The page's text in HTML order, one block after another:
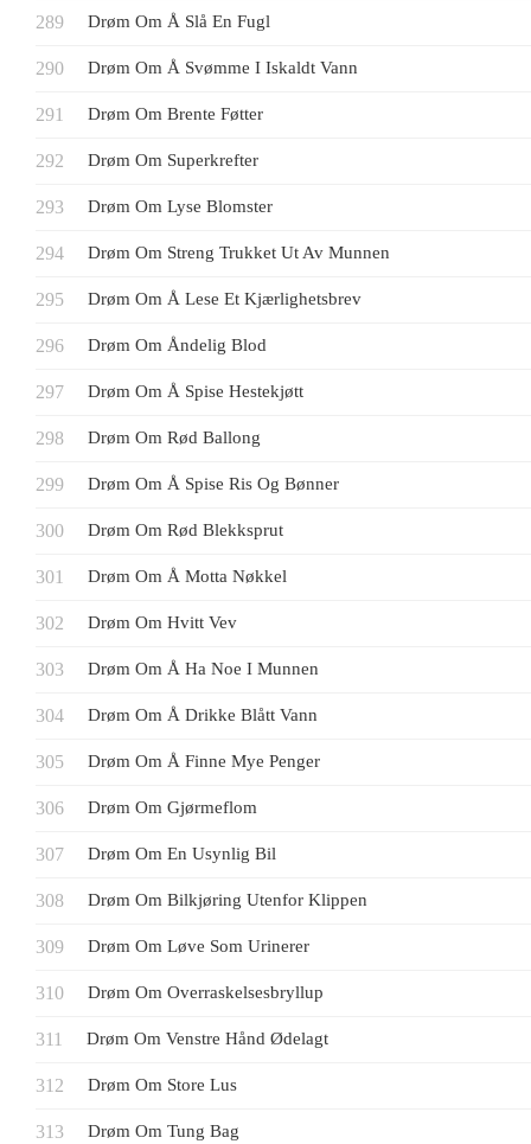
Drøm Om Å Slå En Fugl
Drøm Om Å Svømme I Iskaldt Vann
Drøm Om Brente Føtter
Drøm Om Superkrefter
Drøm Om Lyse Blomster
Drøm Om Streng Trukket Ut Av Munnen
Drøm Om Å Lese Et Kjærlighetsbrev
Drøm Om Åndelig Blod
Drøm Om Å Spise Hestekjøtt
Drøm Om Rød Ballong
Drøm Om Å Spise Ris Og Bønner
Drøm Om Rød Blekksprut
Drøm Om Å Motta Nøkkel
Drøm Om Hvitt Vev
Drøm Om Å Ha Noe I Munnen
Drøm Om Å Drikke Blått Vann
Drøm Om Å Finne Mye Penger
Drøm Om Gjørmeflom
Drøm Om En Usynlig Bil
Drøm Om Bilkjøring Utenfor Klippen
Drøm Om Løve Som Urinerer
Drøm Om Overraskelsesbryllup
Drøm Om Venstre Hånd Ødelagt
Drøm Om Store Lus
Drøm Om Tung Bag